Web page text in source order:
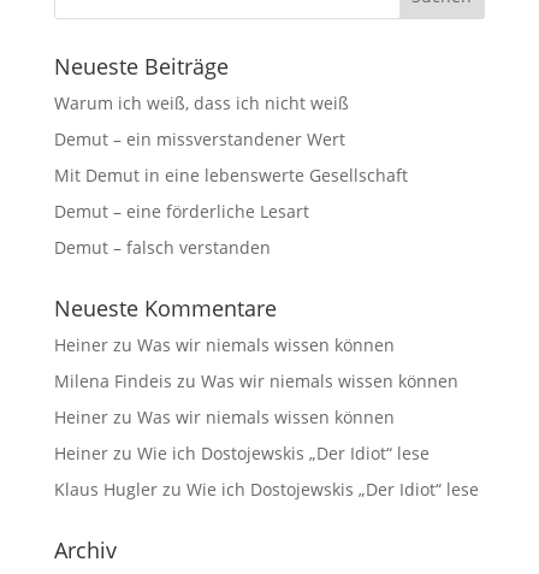
Neueste Beiträge
Warum ich weiß, dass ich nicht weiß
Demut – ein missverstandener Wert
Mit Demut in eine lebenswerte Gesellschaft
Demut – eine förderliche Lesart
Demut – falsch verstanden
Neueste Kommentare
Heinerzu Was wir niemals wissen können
Milena Findeis zu Was wir niemals wissen können
Heinerzu Was wir niemals wissen können
Heinerzu Wie ich Dostojewskis „Der Idiot“ lese
Klaus Huglerzu Wie ich Dostojewskis „Der Idiot“ lese
Archiv